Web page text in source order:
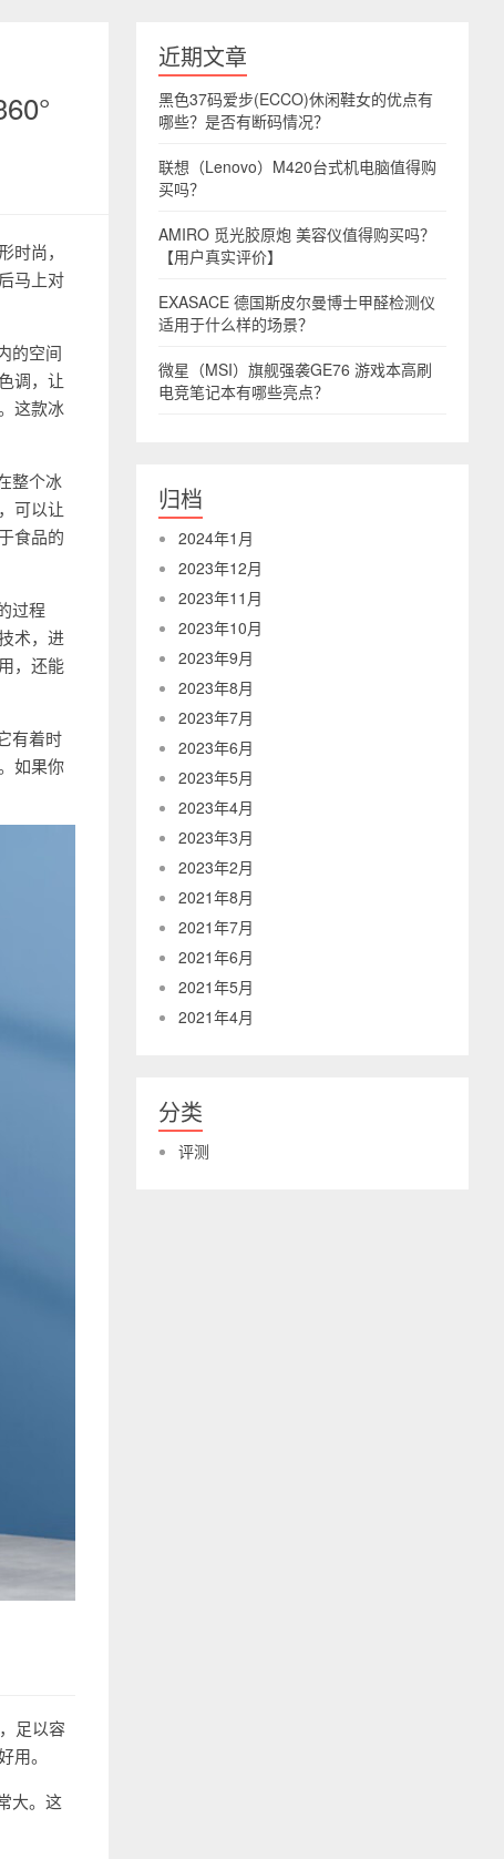
尚，
马上对
的空间
调，让
这款冰
整个冰
可以让
食品的
过程
术，进
，还能
有着时
如果你
足以容
。
大。这
近期文章
黑色37码爱步(ECCO)休闲鞋女的优点有
哪些？是否有断码情况？
联想（Lenovo）M420台式机电脑值得购
买吗？
AMIRO 觅光胶原炮 美容仪值得购买吗？
【用户真实评价】
EXASACE 德国斯皮尔曼博士甲醛检测仪
适用于什么样的场景？
微星（MSI）旗舰强袭GE76 游戏本高刷
电竞笔记本有哪些亮点？
归档
2024年1月
2023年12月
2023年11月
2023年10月
2023年9月
2023年8月
2023年7月
2023年6月
2023年5月
2023年4月
2023年3月
2023年2月
2021年8月
2021年7月
2021年6月
2021年5月
2021年4月
分类
评测